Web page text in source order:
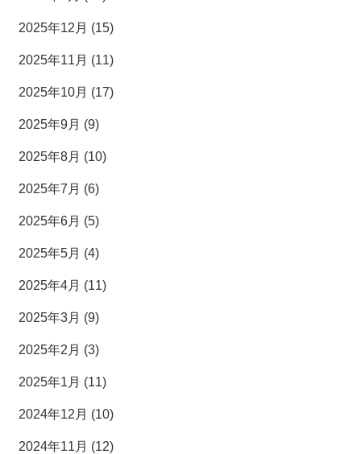
2025年12月 (15)
2025年11月 (11)
2025年10月 (17)
2025年9月 (9)
2025年8月 (10)
2025年7月 (6)
2025年6月 (5)
2025年5月 (4)
2025年4月 (11)
2025年3月 (9)
2025年2月 (3)
2025年1月 (11)
2024年12月 (10)
2024年11月 (12)